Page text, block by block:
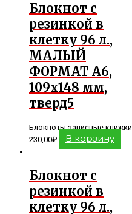
Блокнот с
резинкой в
клетку 96 л.,
МАЛЫЙ
ФОРМАТ А6,
109х148 мм,
тверд5
Блокноты записные книжки
230,00₽ В корзину
Блокнот с
резинкой в
клетку 96 л.,